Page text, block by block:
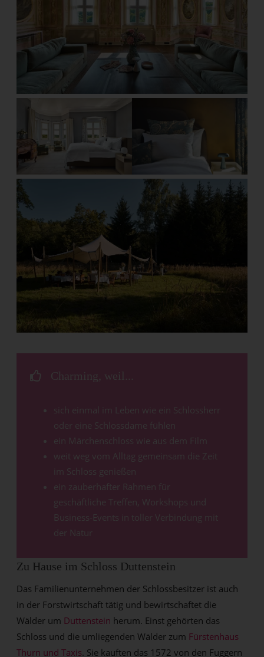
Charming, weil...
sich einmal im Leben wie ein Schlossherr
oder eine Schlossdame fühlen
ein Märchenschloss wie aus dem Film
weit weg vom Alltag gemeinsam die Zeit
im Schloss genießen
ein zauberhafter Rahmen für
geschäftliche Treffen, Workshops und
Business-Events in toller Verbindung mit
der Natur
Zu Hause im Schloss Duttenstein
Das Familienunternehmen der Schlossbesitzer ist auch
in der Forstwirtschaft tätig und bewirtschaftet die
Wälder um Duttenstein herum. Einst gehörten das
Schloss und die umliegenden Wälder zum Fürstenhaus
Thurn und Taxis. Sie kauften das 1572 von den Fuggern